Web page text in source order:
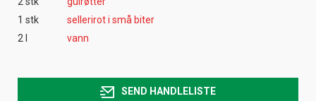
1 stk
sellerirot i små biter
2 l
vann
SEND HANDLELISTE